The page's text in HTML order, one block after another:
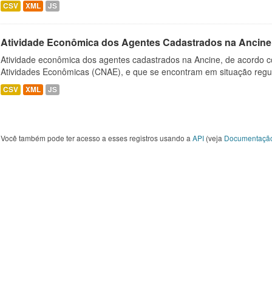
CSV XML JS
Atividade Econômica dos Agentes Cadastrados na Ancine
Atividade econômica dos agentes cadastrados na Ancine, de acordo
Atividades Econômicas (CNAE), e que se encontram em situação
CSV XML JS
Você também pode ter acesso a esses registros usando a API (veja